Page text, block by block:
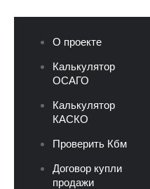
О проекте
Калькулятор
ОСАГО
Калькулятор
КАСКО
Проверить Кбм
Договор купли
продажи